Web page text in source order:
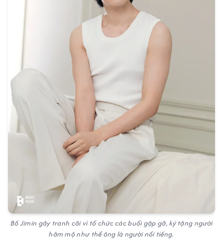
Bố Jimin gây tranh cãi vì tổ chức các buổi gặp gỡ, ký tặng người
hâm mộ như thể ông là người nổi tiếng.